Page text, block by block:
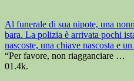
Al funerale di sua nipote, una
bara. La polizia è arrivata pochi
nascoste, una chiave nascosta e
“Per favore, non riagganciare …
01.4k.